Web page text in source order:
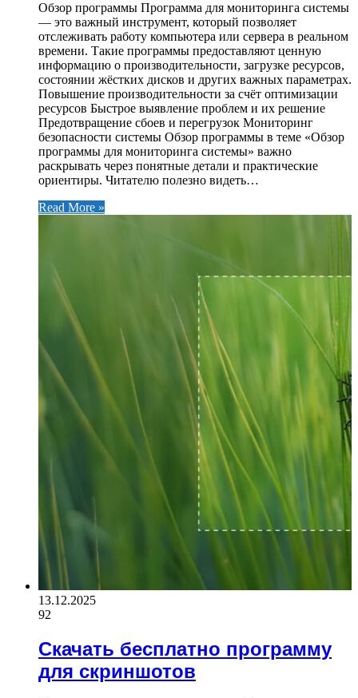
Обзор программы Программа для мониторинга системы
— это важный инструмент, который позволяет
отслеживать работу компьютера или сервера в реальном
времени. Такие программы предоставляют ценную
информацию о производительности, загрузке ресурсов,
состоянии жёстких дисков и других важных параметрах.
Повышение производительности за счёт оптимизации
ресурсов Быстрое выявление проблем и их решение
Предотвращение сбоев и перегрузок Мониторинг
безопасности системы Обзор программы в теме «Обзор
программы для мониторинга системы» важно
раскрывать через понятные детали и практические
ориентиры. Читателю полезно видеть…
Read More »
13.12.2025
92
Скачать бесплатно программу
для скриншотов